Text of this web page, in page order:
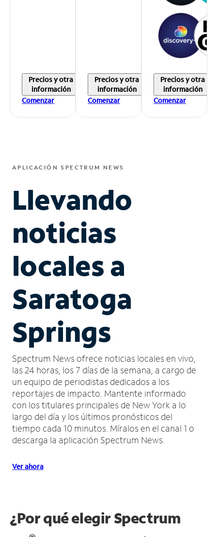
Precios y otra
información
Comenzar
Precios y otra
información
Comenzar
Precios y otra
información
Comenzar
APLICACIÓN SPECTRUM NEWS
Llevando
noticias
locales a
Saratoga
Springs
Spectrum News ofrece noticias locales en vivo,
las 24 horas, los 7 días de la semana, a cargo de
un equipo de periodistas dedicados a los
reportajes de impacto. Mantente informado
con los titulares principales de New York a lo
largo del día y los últimos pronósticos del
tiempo cada 10 minutos. Míralos en el canal 1 o
descarga la aplicación Spectrum News.
Ver ahora
¿Por qué elegir Spectrum